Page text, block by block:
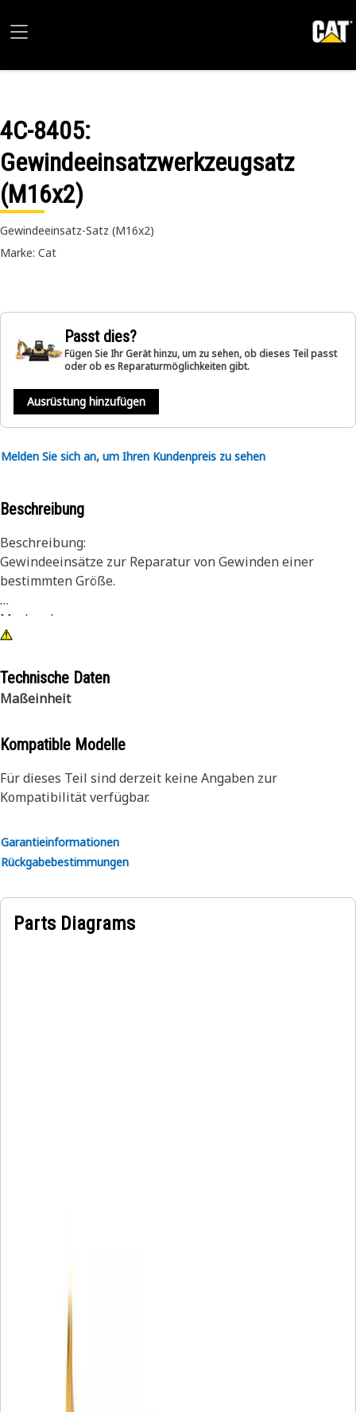
4C-8405:
Gewindeeinsatzwerkzeugsatz
(M16x2)
Gewindeeinsatz-Satz (M16x2)
Marke: Cat
Passt dies?
Fügen Sie Ihr Gerät hinzu, um zu sehen, ob dieses Teil passt
oder ob es Reparaturmöglichkeiten gibt.
Ausrüstung hinzufügen
Melden Sie sich an, um Ihren Kundenpreis zu sehen
Beschreibung
Beschreibung:
Gewindeeinsätze zur Reparatur von Gewinden einer
bestimmten Größe.
Merkmale:
Der Satz enthält Einsätze einer Größe, einen Bohrer und
Zapfenbrecherwerkzeug und eine Installationsanleitung
in einem Kunststoffkoffer.
Anwendung:
Händler-Tool.
Weitere Informationen finden Sie in Ihrer
Betriebsanleitung oder erhalten Sie von Ihrem lokalen Cat-
Händler.
Technische Daten
Maßeinheit
Kompatible Modelle
Für dieses Teil sind derzeit keine Angaben zur
Kompatibilität verfügbar.
Garantieinformationen
Rückgabebestimmungen
Parts Diagrams